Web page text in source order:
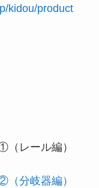
kidou/product
①（レール編）
分岐器編）